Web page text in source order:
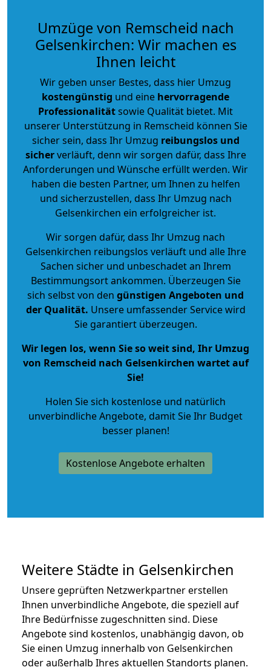
Umzüge von Remscheid nach
Gelsenkirchen: Wir machen es
Ihnen leicht
Wir geben unser Bestes, dass hier Umzug
kostengünstig und eine hervorragende
Professionalitätsowie Qualität bietet. Mit
unserer Unterstützung in Remscheid können Sie
sicher sein, dass Ihr Umzug reibungslos und
sicherverläuft, denn wir sorgen dafür, dass Ihre
Anforderungen und Wünsche erfüllt werden. Wir
haben die besten Partner, um Ihnen zu helfen
und sicherzustellen, dass Ihr Umzug nach
Gelsenkirchen ein erfolgreicher ist.
Wir sorgen dafür, dass Ihr Umzug nach
Gelsenkirchen reibungslos verläuft und alle Ihre
Sachen sicher und unbeschadet an Ihrem
Bestimmungsort ankommen. Überzeugen Sie
sich selbst von den günstigen Angeboten und
der Qualität. Unsere umfassender Service wird
Sie garantiert überzeugen.
Wir legen los, wenn Sie so weit sind, Ihr Umzug
von Remscheid nach Gelsenkirchen wartet auf
Sie!
Holen Sie sich kostenlose und natürlich
unverbindliche Angebote, damit Sie Ihr Budget
besser planen!
Kostenlose Angebote erhalten
Weitere Städte in Gelsenkirchen
Unsere geprüften Netzwerkpartner erstellen
Ihnen unverbindliche Angebote, die speziell auf
Ihre Bedürfnisse zugeschnitten sind. Diese
Angebote sind kostenlos, unabhängig davon, ob
Sie einen Umzug innerhalb von Gelsenkirchen
oder außerhalb Ihres aktuellen Standorts planen.